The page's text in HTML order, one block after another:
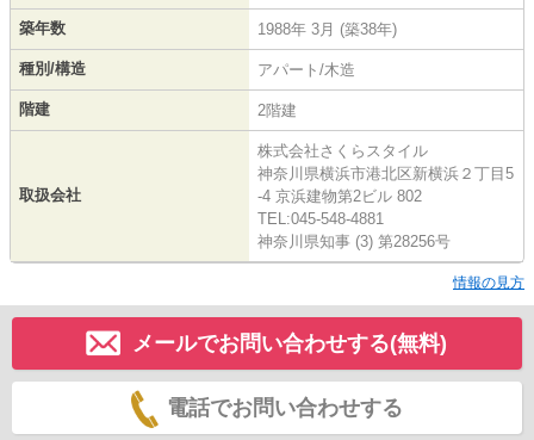
築年数 1988年 3月 (築38年)
種別/構造 アパート/木造
階建 2階建
取扱会社
株式会社さくらスタイル
神奈川県横浜市港北区新横浜２丁目5
-4 京浜建物第2ビル 802
TEL:045-548-4881
神奈川県知事 (3) 第28256号
情報の見方
メールでお問い合わせする(無料)
電話でお問い合わせする